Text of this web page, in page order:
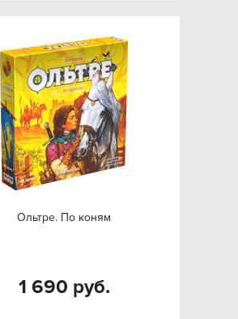
Ольтре. По коням
1 690 руб.